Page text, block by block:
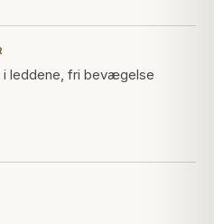
leddene, fri bevægelse